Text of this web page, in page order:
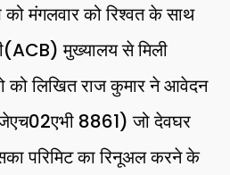
मंगलवार को रिश्वत के साथ
मुख्यालय से मिली
को लिखित राज कुमार ने आवेदन
8861) जो देवघर
परिमिट का रिनूअल करने के